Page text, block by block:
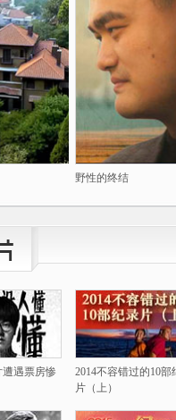
野性的终结
遇票房惨
2014不容错过的10部
片（上）